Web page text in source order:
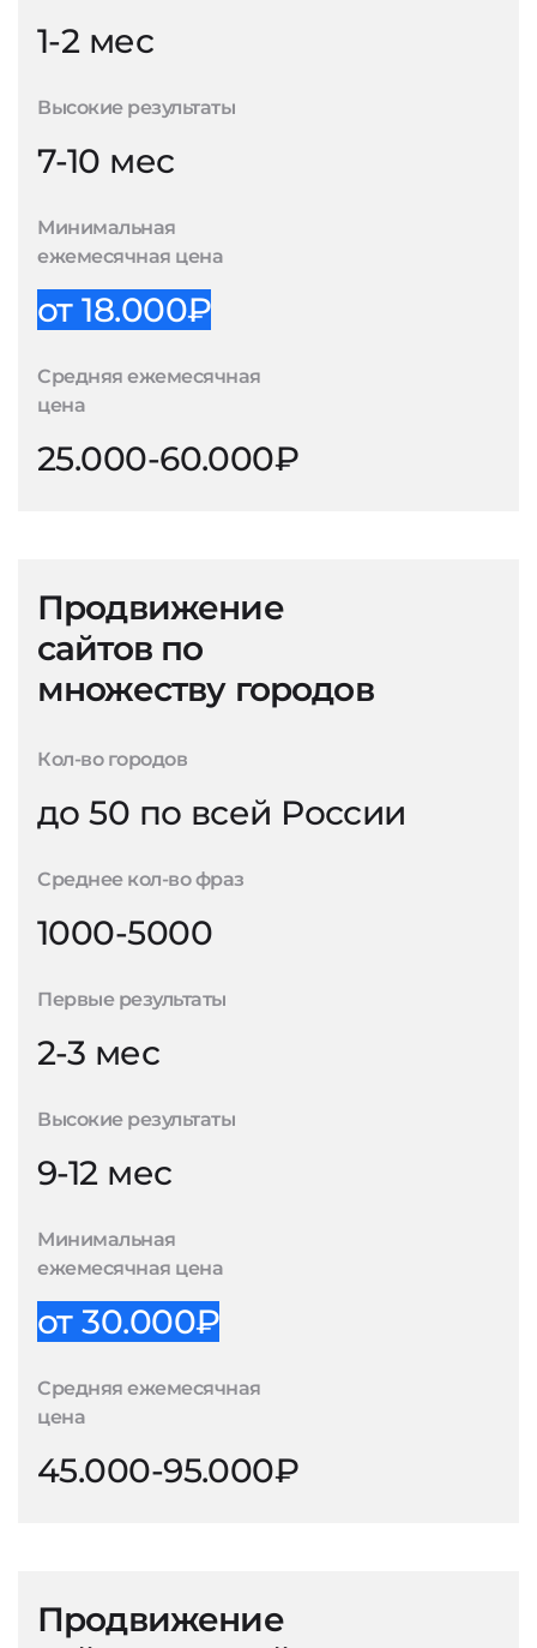
1-2 мес
Высокие результаты
7-10 мес
Минимальная
ежемесячная цена
от 18.000₽
Средняя ежемесячная
цена
25.000-60.000₽
Продвижение
сайтов по
множеству городов
Кол-во городов
до 50 по всей России
Среднее кол-во фраз
1000-5000
Первые результаты
2-3 мес
Высокие результаты
9-12 мес
Минимальная
ежемесячная цена
от 30.000₽
Средняя ежемесячная
цена
45.000-95.000₽
Продвижение